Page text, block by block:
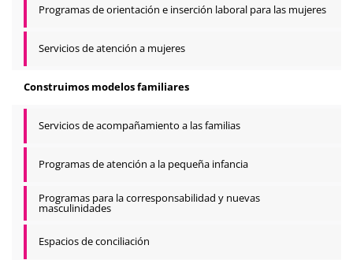
Programas de orientación e inserción laboral para las mujeres
Servicios de atención a mujeres
Construimos modelos familiares
Servicios de acompañamiento a las familias
Programas de atención a la pequeña infancia
Programas para la corresponsabilidad y nuevas
masculinidades
Espacios de conciliación